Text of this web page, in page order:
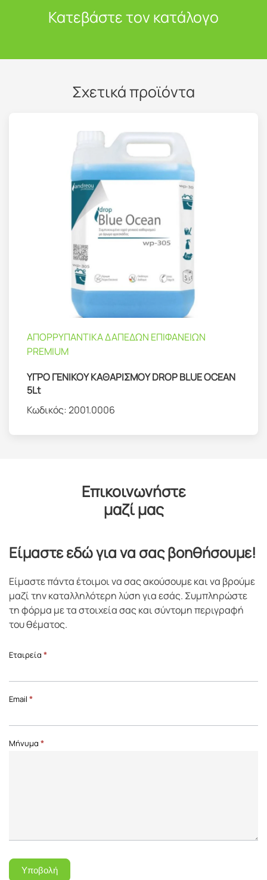
Κατεβάστε τον κατάλογο
Σχετικά προϊόντα
ΑΠΟΡΡΥΠΑΝΤΙΚΑ ΔΑΠΕΔΩΝ ΕΠΙΦΑΝΕΙΩΝ
PREMIUM
ΥΓΡΟ ΓΕΝΙΚΟΥ ΚΑΘΑΡΙΣΜΟΥ DROP BLUE OCEAN
5Lt
Κωδικός:2001.0006
Επικοινωνήστε
μαζί μας
Είμαστε εδώ για να σας βοηθήσουμε!
Είμαστε πάντα έτοιμοι να σας ακούσουμε και να βρούμε
μαζί την καταλληλότερη λύση για εσάς. Συμπληρώστε
τη φόρμα με τα στοιχεία σας και σύντομη περιγραφή
του θέματος.
Επικοινωνία
Page
Εταιρεία *
Email *
Μήνυμα *
Υποβολή